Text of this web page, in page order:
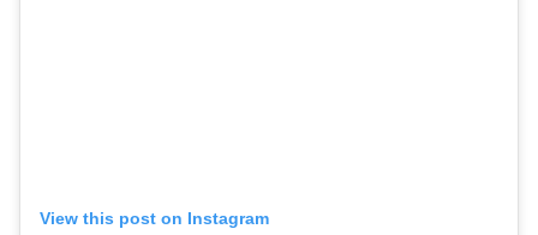
View this post on Instagram